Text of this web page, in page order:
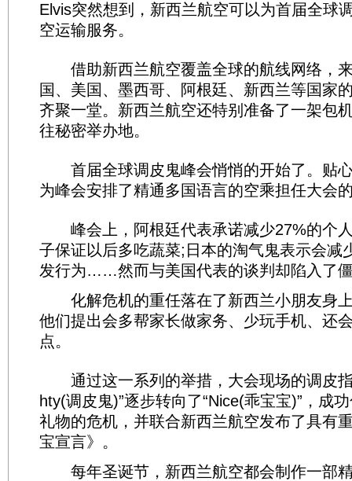
Elvis突然想到，新西兰航空可以为首届全球
空运输服务。
借助新西兰航空覆盖全球的航线网络，
国、美国、墨西哥、阿根廷、新西兰等国家
齐聚一堂。新西兰航空还特别准备了一架包
往秘密举办地。
首届全球调皮鬼峰会悄悄的开始了。贴
为峰会安排了精通多国语言的空乘担任大会
峰会上，阿根廷代表承诺减少27%的个
子保证以后多吃蔬菜;日本的淘气鬼表示会减
发行为……然而与美国代表的谈判却陷入了
化解危机的重任落在了新西兰小朋友身
他们提出会多帮家长做家务、少玩手机、还
点。
通过这一系列的举措，大会现场的调皮指
hty(调皮鬼)”逐步转向了“Nice(乖宝宝)”，成
礼物的危机，并联合新西兰航空发布了具有
宝宣言》。
每年圣诞节，新西兰航空都会制作一部